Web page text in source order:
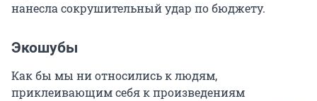
нанесла сокрушительный удар по бюджету.
Экошубы
Как бы мы ни относились к людям,
приклеивающим себя к произведениям